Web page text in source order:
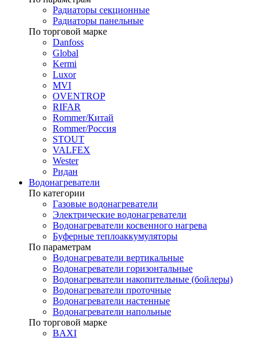
Радиаторы секционные
Радиаторы панельные
По торговой марке
Danfoss
Global
Kermi
Luxor
MVI
OVENTROP
RIFAR​
Rommer/Китай
Rommer/Россия
STOUT
VALFEX
Wester
Ридан
Водонагреватели
По категории
Газовые водонагреватели
Электрические водонагреватели
Водонагреватели косвенного нагрева
Буферные теплоаккумуляторы
По параметрам
Водонагреватели вертикальные
Водонагреватели горизонтальные
Водонагреватели накопительные (бойлеры)
Водонагреватели проточные
Водонагреватели настенные
Водонагреватели напольные
По торговой марке
BAXI